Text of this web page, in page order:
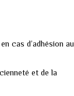
cas d’adhésion au
et de la